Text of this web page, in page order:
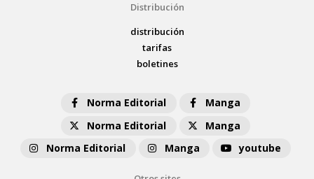
Distribución
distribución
tarifas
boletines
Norma Editorial
Manga
Norma Editorial
Manga
Norma Editorial
Manga youtube